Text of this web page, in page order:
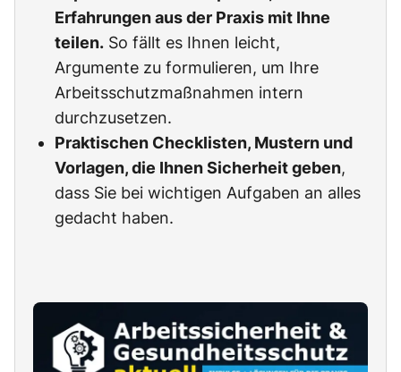
Erfahrungen aus der Praxis mit Ihne
teilen. So fällt es Ihnen leicht,
Argumente zu formulieren, um Ihre
Arbeitsschutzmaßnahmen intern
durchzusetzen.
Praktischen Checklisten, Mustern und
Vorlagen, die Ihnen Sicherheit geben,
dass Sie bei wichtigen Aufgaben an alles
gedacht haben.